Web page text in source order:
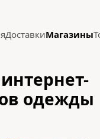
ДоставкиМагазины
одежды